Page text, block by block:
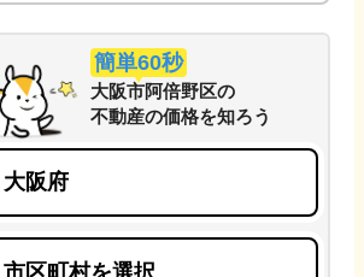
簡単60秒
大阪市阿倍野区の
不動産の価格を知ろう